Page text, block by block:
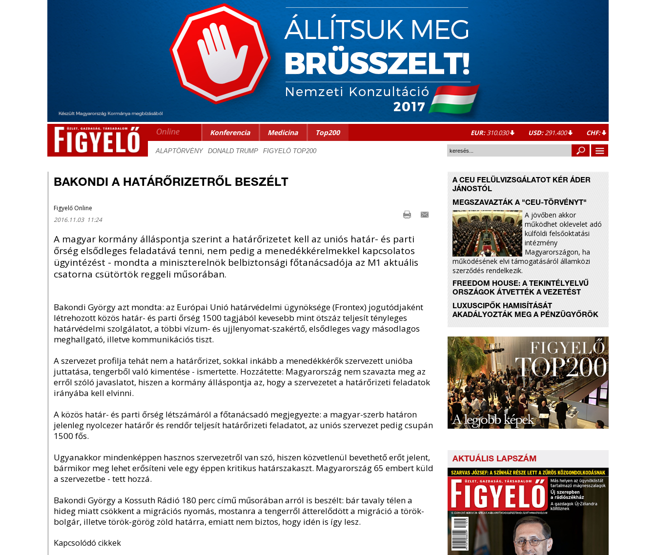
Konferencia Medicina Top200 EUR:310.030 USD:291.400 CHF:
BAKONDI A HATÁRŐRIZETRŐL BESZÉLT
Figyelő Online
2016.11.03 11:24
A magyar kormány álláspontja szerint a határőrizetet kell az uniós határ- és parti
őrség elsődleges feladatává tenni, nem pedig a menedékkérelmekkel kapcsolatos
ügyintézést - mondta a miniszterelnök belbiztonsági főtanácsadója az M1 aktuális
csatorna csütörtök reggeli műsorában.
Bakondi György azt mondta: az Európai Unió határvédelmi ügynöksége (Frontex) jogutódjaként
létrehozott közös határ- és parti őrség 1500 tagjából kevesebb mint ötszáz teljesít tényleges
határvédelmi szolgálatot, a többi vízum- és ujjlenyomat-szakértő, elsődleges vagy másodlagos
meghallgató, illetve kommunikációs tiszt.
A szervezet profilja tehát nem a határőrizet, sokkal inkább a menedékkérők szervezett unióba
juttatása, tengerből való kimentése - ismertette. Hozzátette: Magyarország nem szavazta meg az
erről szóló javaslatot, hiszen a kormány álláspontja az, hogy a szervezetet a határőrizeti feladatok
irányába kell elvinni.
A közös határ- és parti őrség létszámáról a főtanácsadó megjegyezte: a magyar-szerb határon
jelenleg nyolcezer határőr és rendőr teljesít határőrizeti feladatot, az uniós szervezet pedig csupán
1500 fős.
Ugyanakkor mindenképpen hasznos szervezetről van szó, hiszen közvetlenül bevethető erőt jelent,
bármikor meg lehet erősíteni vele egy éppen kritikus határszakaszt. Magyarország 65 embert küld
a szervezetbe - tett hozzá.
Bakondi György a Kossuth Rádió 180 perc című műsorában arról is beszélt: bár tavaly télen a
hideg miatt csökkent a migrációs nyomás, mostanra a tengerről átterelődött a migráció a török-
bolgár, illetve török-görög zöld határra, emiatt nem biztos, hogy idén is így lesz.
Kapcsolódó cikkek
A CEU FELÜLVIZSGÁLATOT KÉR ÁDER
JÁNOSTÓL
MEGSZAVAZTÁK A "CEU-TÖRVÉNYT"
A jövőben akkor
működhet oklevelet adó
külföldi felsőoktatási
intézmény
Magyarországon, ha
működésének elvi támogatásáról államközi
szerződés rendelkezik.
FREEDOM HOUSE: A TEKINTÉLYELVŰ
ORSZÁGOK ÁTVETTÉK A VEZETÉST
LUXUSCIPŐK HAMISÍTÁSÁT
AKADÁLYOZTÁK MEG A PÉNZÜGYŐRÖK
AKTUÁLIS LAPSZÁM